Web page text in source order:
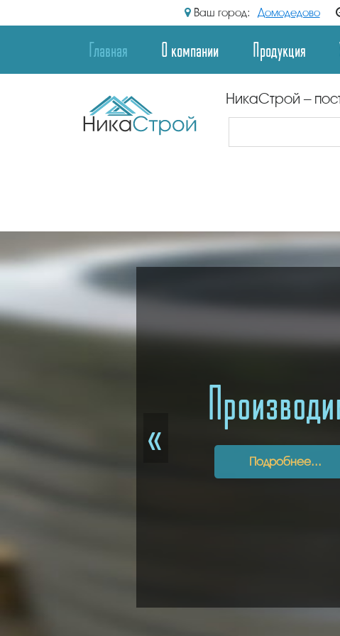
Ваш город: Домодедово
Главная О компании Продукция
НикаСтрой –
заготовки из
кругов и
«